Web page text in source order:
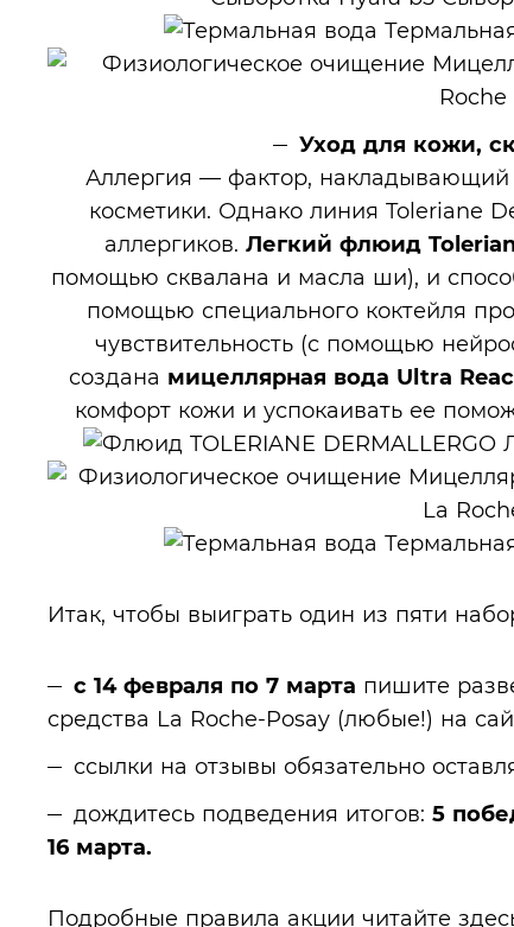
Уход для кожи,
Аллергия — фактор,
косметики. Однако линия Toleriane
аллергиков. Легкий флюид
помощью сквалана и масла ши), и
помощью специального коктейля
чувствительность (с помощью
создана мицеллярная вода Ultra
комфорт кожи и успокаивать ее
Итак, чтобы выиграть один из пяти
с 14 февраля по 7 марта пишите
средства La Roche-Posay (любые!) на
ссылки на отзывы обязательно
дождитесь подведения итогов: 5
16 марта.
Подробные правила акции читайте